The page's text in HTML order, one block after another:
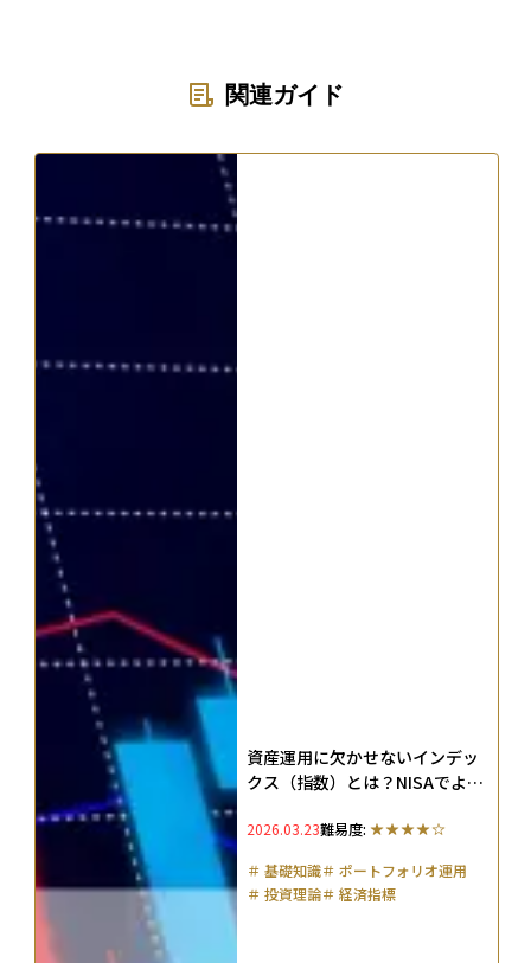
関連ガイド
資産運用に欠かせないインデッ
クス（指数）とは？NISAでよく
解説
2026.03.23難易度:
＃ 基礎知識＃ ポートフォリオ運用
＃ 投資理論＃ 経済指標